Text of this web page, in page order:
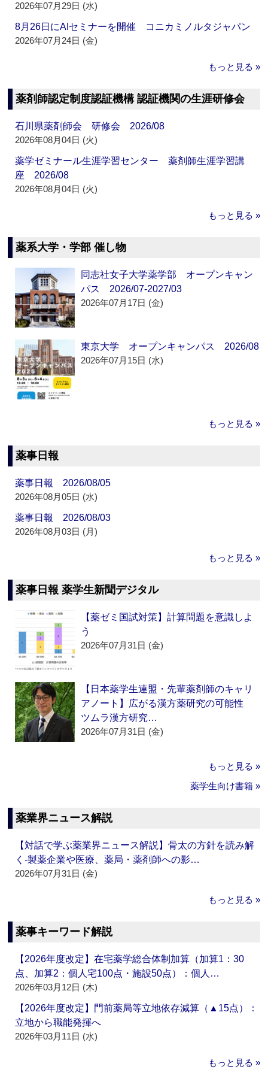
2026年07月29日 (水)
8月26日にAIセミナーを開催 コニカミノルタジャパン
2026年07月24日 (金)
もっと見る »
薬剤師認定制度認証機構 認証機関の生涯研修会
石川県薬剤師会 研修会 2026/08
2026年08月04日 (火)
薬学ゼミナール生涯学習センター 薬剤師生涯学習講
座 2026/08
2026年08月04日 (火)
もっと見る »
薬系大学・学部 催し物
同志社女子大学薬学部 オープンキャン
パス 2026/07-2027/03
2026年07月17日 (金)
東京大学 オープンキャンパス 2026/08
2026年07月15日 (水)
もっと見る »
薬事日報
薬事日報 2026/08/05
2026年08月05日 (水)
薬事日報 2026/08/03
2026年08月03日 (月)
もっと見る »
薬事日報 薬学生新聞デジタル
【薬ゼミ国試対策】計算問題を意識しよ
う
2026年07月31日 (金)
【日本薬学生連盟・先輩薬剤師のキャリ
アノート】広がる漢方薬研究の可能性
ツムラ漢方研究…
2026年07月31日 (金)
もっと見る »
薬学生向け書籍 »
薬業界ニュース解説
【対話で学ぶ薬業界ニュース解説】骨太の方針を読み解
く‐製薬企業や医療、薬局・薬剤師への影…
2026年07月31日 (金)
もっと見る »
薬事キーワード解説
【2026年度改定】在宅薬学総合体制加算（加算1：30
点、加算2：個人宅100点・施設50点）：個人…
2026年03月12日 (木)
【2026年度改定】門前薬局等立地依存減算（▲15点）：
立地から職能発揮へ
2026年03月11日 (水)
もっと見る »